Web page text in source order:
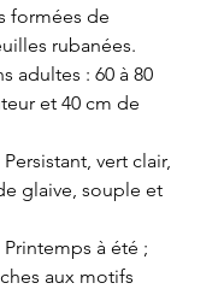
formées de
rubanées.
adultes : 60 à 80
et 40 cm de
vert clair,
glaive, souple et
à été ;
aux motifs